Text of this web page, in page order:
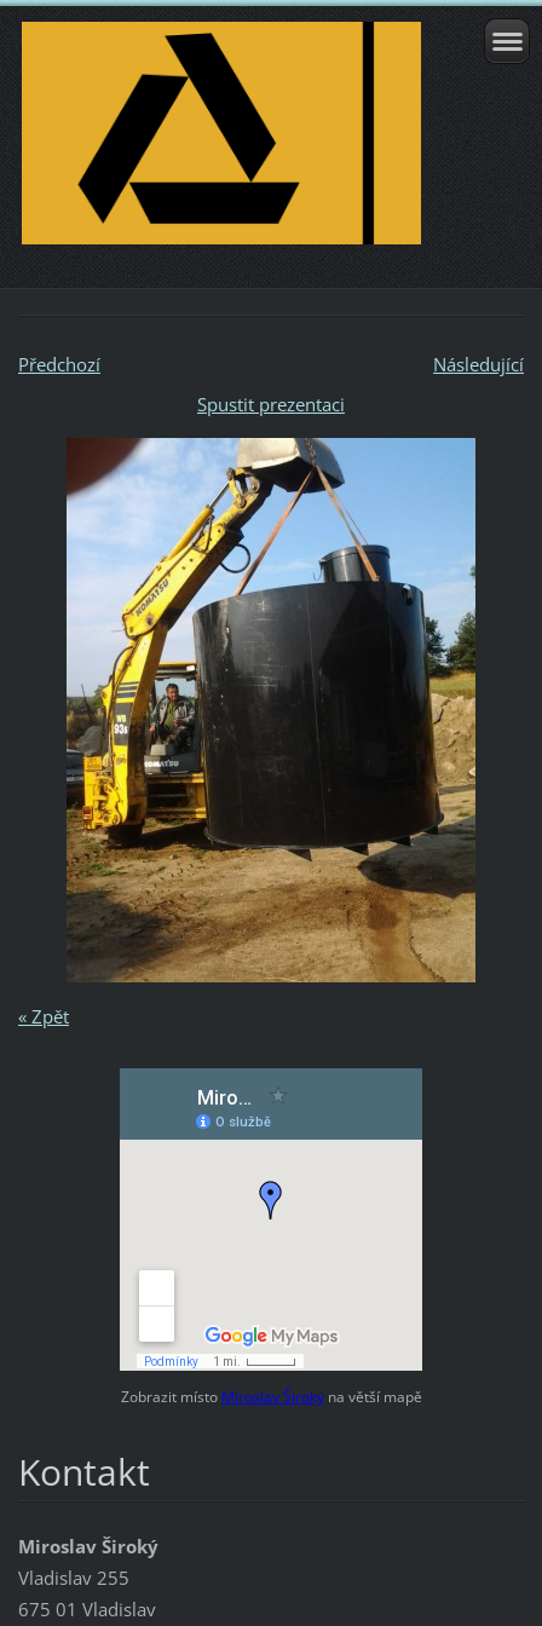
Předchozí
Následující
Spustit prezentaci
« Zpět
Zobrazit místo Miroslav Širokýna větší mapě
Kontakt
Miroslav Široký
Vladislav 255
675 01 Vladislav